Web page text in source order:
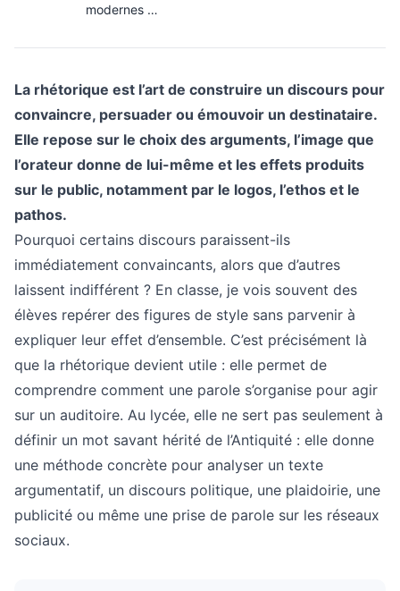
modernes —
lycée
La rhétorique est l’art de construire un discours pour
convaincre, persuader ou émouvoir un destinataire.
Elle repose sur le choix des arguments, l’image que
l’orateur donne de lui-même et les effets produits
sur le public, notamment par le logos, l’ethos et le
pathos.
Pourquoi certains discours paraissent-ils
immédiatement convaincants, alors que d’autres
laissent indifférent ? En classe, je vois souvent des
élèves repérer des figures de style sans parvenir à
expliquer leur effet d’ensemble. C’est précisément là
que la rhétorique devient utile : elle permet de
comprendre comment une parole s’organise pour agir
sur un auditoire. Au lycée, elle ne sert pas seulement à
définir un mot savant hérité de l’Antiquité : elle donne
une méthode concrète pour analyser un texte
argumentatif, un discours politique, une plaidoirie, une
publicité ou même une prise de parole sur les réseaux
sociaux.